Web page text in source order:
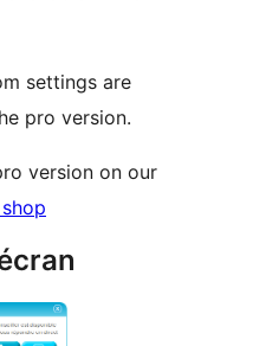
settings are
pro version.
version on our